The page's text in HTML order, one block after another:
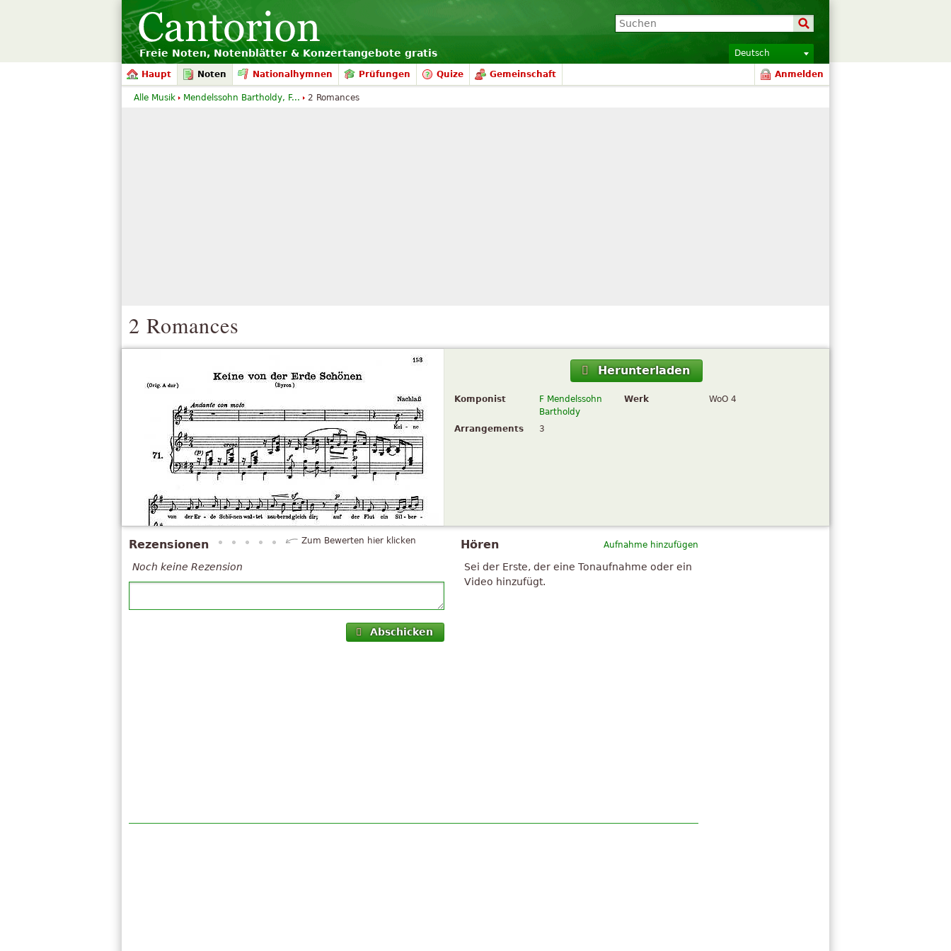
Freie Noten, Notenblätter & Konzertangebote gratis Deutsch
Haupt Noten Nationalhymnen Prüfungen Quize Gemeinschaft Anmelden
2 Romances
Herunterladen
Komponist
F Mendelssohn
Bartholdy
Werk WoO 4
Arrangements 3
Aufnahme hinzufügen
Hören
Sei der Erste, der eine Tonaufnahme oder ein
Video hinzufügt.
Rezensionen Zum Bewerten hier klicken
Noch keine Rezension
Abschicken
Alle Musik Mendelssohn Bartholdy, F... 2 Romances